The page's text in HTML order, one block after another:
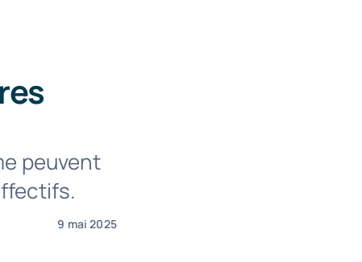
peuvent
9 mai 2025